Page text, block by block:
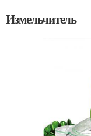
Измельчитель